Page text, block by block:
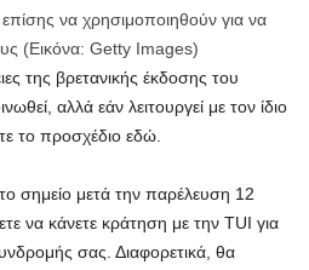
να χρησιμοποιηθούν για να
(Εικόνα: Getty Images)
της βρετανικής έκδοσης του
αλλά εάν λειτουργεί με τον ίδιο
το προσχέδιο εδώ.
σημείο μετά την παρέλευση 12
να κάνετε κράτηση με την TUI για
σας. Διαφορετικά, θα